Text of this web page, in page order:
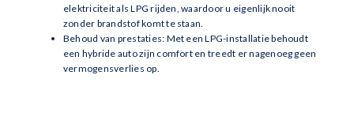
elektriciteit als LPG rijden, waardoor u eigenlijk nooit
zonder brandstof komt te staan.
Behoud van prestaties: Met een LPG-installatie behoudt
een hybride auto zijn comfort en treedt er nagenoeg geen
vermogensverlies op.